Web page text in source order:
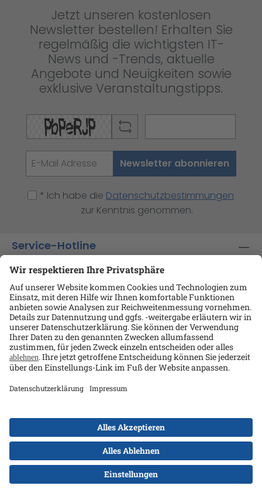
Jetzt unseren kostenlosen
Newsletter bestellen! Erhalten Sie
regelmäßig die wichtigsten IT-
News und -Trends, aktuelle
Angebote und Neuigkeiten sowie
exklusive Veranstaltungstipps.
Newsletter abonnieren
* Ich habe die Datenschutzbestimmungen
zur Kenntnis genommen.
Service-Hotline
Shop-Service
Informationen
Ansprechpartner
Kontakt
Alle Preise exkl. gesetzl. Mehrwertsteuer zzgl.
Versandkostenund ggf. Nachnahmegebühren, wenn
nicht anders angegeben.